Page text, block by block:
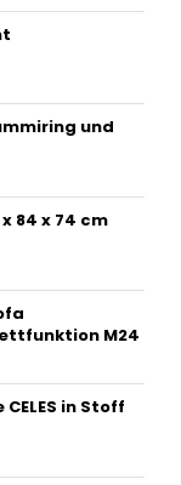
und
84 x 74 cm
M24
in Stoff